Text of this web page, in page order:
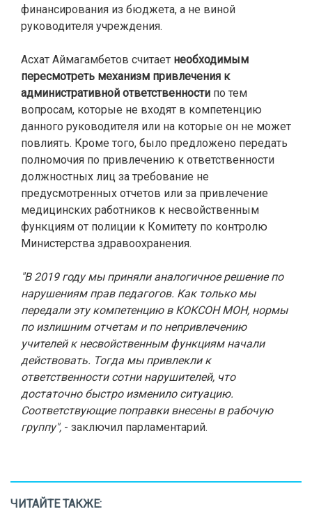
финансирования из бюджета, а не виной
руководителя учреждения.
Асхат Аймагамбетов считает необходимым
пересмотреть механизм привлечения к
административной ответственности по тем
вопросам, которые не входят в компетенцию
данного руководителя или на которые он не может
повлиять. Кроме того, было предложено передать
полномочия по привлечению к ответственности
должностных лиц за требование не
предусмотренных отчетов или за привлечение
медицинских работников к несвойственным
функциям от полиции к Комитету по контролю
Министерства здравоохранения.
"В 2019 году мы приняли аналогичное решение по
нарушениям прав педагогов. Как только мы
передали эту компетенцию в КОКСОН МОН, нормы
по излишним отчетам и по непривлечению
учителей к несвойственным функциям начали
действовать. Тогда мы привлекли к
ответственности сотни нарушителей, что
достаточно быстро изменило ситуацию.
Соответствующие поправки внесены в рабочую
группу", - заключил парламентарий.
ЧИТАЙТЕ ТАКЖЕ: